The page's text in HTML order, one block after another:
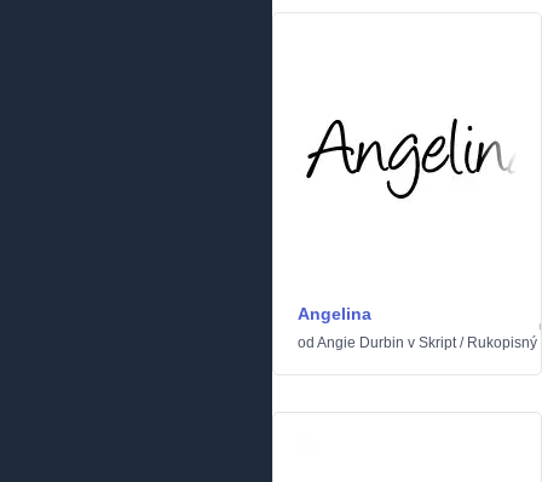
Angelina
od Angie Durbin v Skript/ Rukopisný